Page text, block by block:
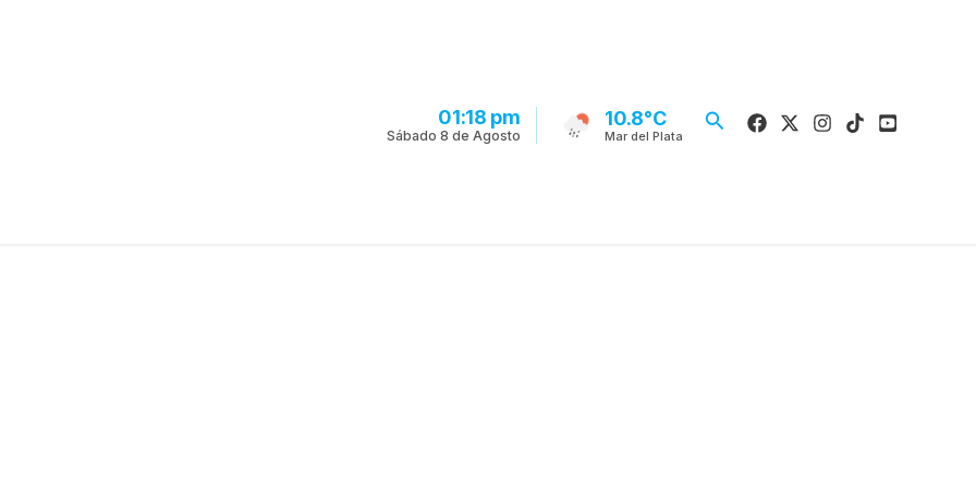
01:18 pm
Sábado 8 de Agosto
10.8°C
Mar del Plata
Buscar